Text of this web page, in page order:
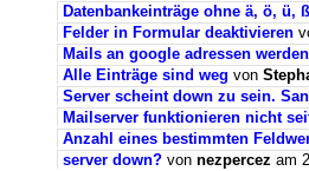
Datenbankeinträge ohne ä, ö, ü, ß
Felder in Formular deaktivieren
Mails an google adressen
Alle Einträge sind weg von
Server scheint down zu sein.
Mailserver funktionieren nicht
Anzahl eines bestimmten
server down? von nezpercez am